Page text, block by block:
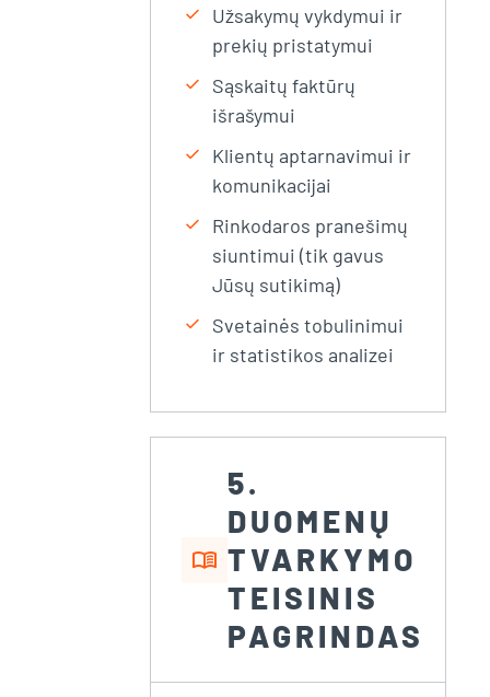
check Užsakymų vykdymui ir
prekių pristatymui
check Sąskaitų faktūrų
išrašymui
check Klientų aptarnavimui ir
komunikacijai
check Rinkodaros pranešimų
siuntimui (tik gavus
Jūsų sutikimą)
check Svetainės tobulinimui
ir statistikos analizei
menu_book
5.
DUOMENŲ
TVARKYMO
TEISINIS
PAGRINDAS